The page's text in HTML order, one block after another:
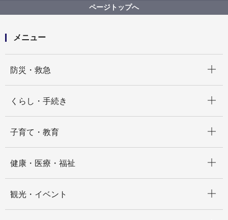
【契約結果公表】【公募型プロポーザル】令和４年度
スタートアップ成長支援業務委託
ページトップへ
メニュー
防災・救急
くらし・手続き
子育て・教育
健康・医療・福祉
観光・イベント